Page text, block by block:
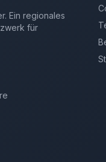
Ein regionales
für